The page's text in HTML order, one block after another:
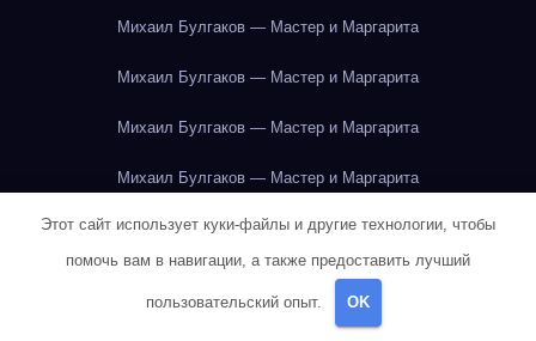
Михаил Булгаков — Мастер и Маргарита
Михаил Булгаков — Мастер и Маргарита
Михаил Булгаков — Мастер и Маргарита
Михаил Булгаков — Мастер и Маргарита
Михаил Булгаков — Мастер и Маргарита
Михаил Булгаков — Мастер и Маргарита
Михаил Булгаков — Мастер и Маргарита
Этот сайт использует куки-файлы и другие технологии, чтобы
помочь вам в навигации, а также предоставить лучший
пользовательский опыт. OK